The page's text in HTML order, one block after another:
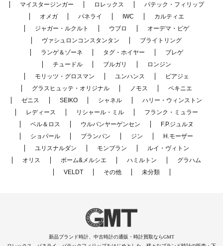
マイスタージンガー
ロレックス
パテック・フィリップ
オメガ
パネライ IWC
カルティエ
ジャガー・ルクルト
ウブロ
オーデマ・ピゲ
ヴァシュロンコンスタンタン
ブライトリング
ランゲ＆ゾーネ
タグ・ホイヤー
ブレゲ
チュードル
ブルガリ
ロンジン
モリッツ・グロスマン
ユンハンス
ピアジェ
グラスヒュッテ・オリジナル
ノモス
ペキニエ
ゼニス
SEIKO シャネル
ハリー・ウィンストン
レディース
リシャール・ミル
フランク・ミュラー
ベル＆ロス
ウルバンヤーゲンセン
F.P.ジュルヌ
ショパール
ブランパン ジン
H.モーザー
ユリスナルダン
モンブラン
ルイ・ヴィトン
オリス
ボーム&メルシエ ハミルトン
グラハム
VELDT
その他 未分類
新品ブランド時計、中古時計の通販・時計買取ならGMT